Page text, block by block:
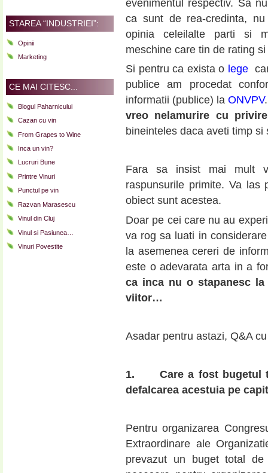
STAREA “INDUSTRIEI”:
Opinii
Marketing
CE MAI CITESC...
Blogul Paharnicului
Cazan cu vin
From Grapes to Wine
Inca un vin?
Lucruri Bune
Printre Vinuri
Punctul pe vin
Razvan Marasescu
Vinul din Cluj
Vinul si Pasiunea…
Vinuri Povestite
evenimentul respectiv. Sa
ca sunt de rea-credinta,
opinia celeilalte parti si
meschine care tin de rating
Si pentru ca exista o lege
publice am procedat
informatii (publice) laONVPV
vreo nelamurire cu
bineinteles daca aveti timp
Fara sa insist mai mult
raspunsurile primite. Va
obiect sunt acestea.
Doar pe cei care nu au
va rog sa luati in
la asemenea cereri de
este o adevarata arta in a
ca inca nu o stapanesc
viitor…
Asadar pentru astazi, Q&A
1.Care a fost bugetul
defalcarea acestuia pe
Pentru organizarea
Extraordinare ale
prevazut un buget total de